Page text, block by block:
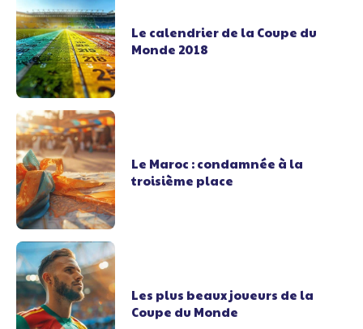
Le calendrier de la Coupe du
Monde 2018
Le Maroc : condamnée à la
troisième place
Les plus beaux joueurs de la
Coupe du Monde